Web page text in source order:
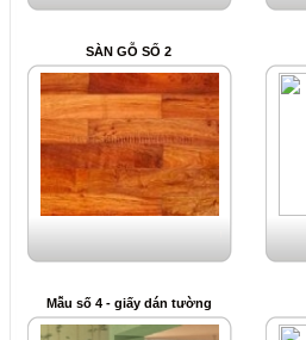
SÀN GỖ SỐ 2
Mẫu số 4 - giấy dán tường